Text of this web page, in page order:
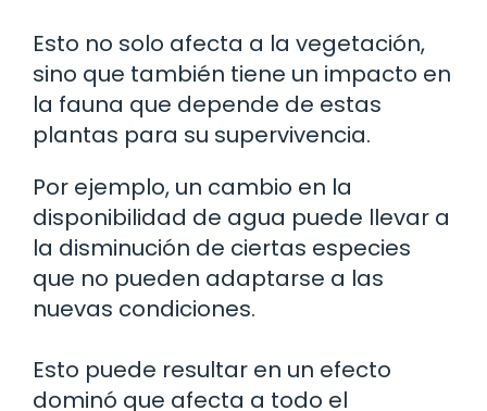
Esto no solo afecta a la vegetación,
sino que también tiene un impacto en
la fauna que depende de estas
plantas para su supervivencia.
Por ejemplo, un cambio en la
disponibilidad de agua puede llevar a
la disminución de ciertas especies
que no pueden adaptarse a las
nuevas condiciones.
Esto puede resultar en un efecto
dominó que afecta a todo el